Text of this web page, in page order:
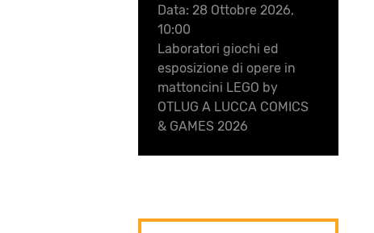
Data: 28 Ottobre 2026,
10:00
Laboratori giochi ed
esposizione di opere in
mattoncini LEGO by
OTLUG A LUCCA COMICS
& GAMES 2026